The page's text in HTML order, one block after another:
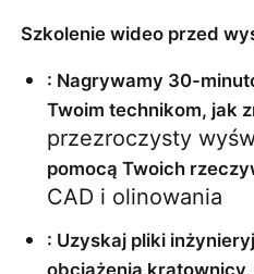
Szkolenie wideo przed
: Nagrywamy 30-
przezroczysty
pomocą Twoich
CAD i olinowania
: Uzyskaj pliki
obciążenia kratownicy,